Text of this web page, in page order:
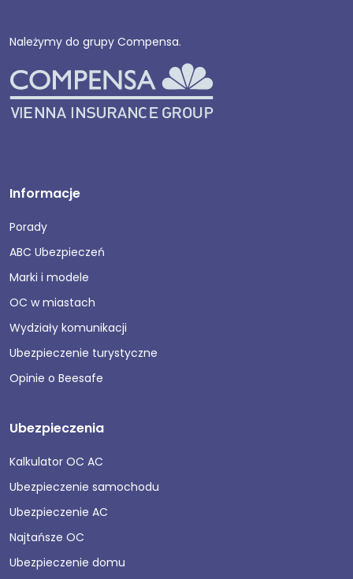
Należymy do grupy Compensa.
Informacje
Porady
ABC Ubezpieczeń
Marki i modele
OC w miastach
Wydziały komunikacji
Ubezpieczenie turystyczne
Opinie o Beesafe
Ubezpieczenia
Kalkulator OC AC
Ubezpieczenie samochodu
Ubezpieczenie AC
Najtańsze OC
Ubezpieczenie domu